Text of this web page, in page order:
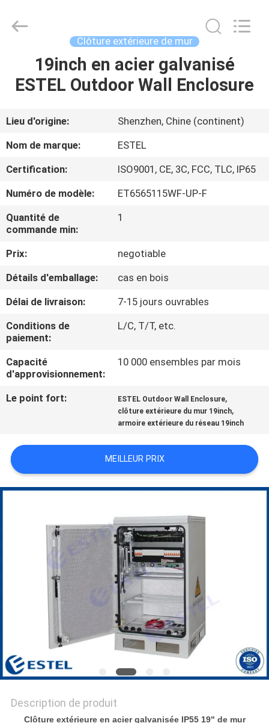
MAISON
AU
SUJET
NOUS
D'USINE
CONTRÔLE
DE
QUALITÉ
CONTACTEZ-
NOUS
DEMANDEZ
UNE
PRIVACY
POLICY
AND
TECHNOLOGY
Clôture extérieure de mur
19inch en acier galvanisé
ESTEL Outdoor Wall Enclosure
Lieu d'origine:
Shenzhen, Chine (continent)
Nom de marque:
ESTEL
Certification:
ISO9001, CE, 3C, FCC, TLC, IP65
Numéro de modèle:
ET6565115WF-UP-F
Quantité de
commande min:
1
Prix:
negotiable
Détails d'emballage:
cas en bois
Délai de livraison:
7-15 jours ouvrables
Conditions de
paiement:
L/C, T/T, etc.
Capacité
d'approvisionnement:
10 000 ensembles par mois
Le point fort: ESTEL Outdoor Wall Enclosure,
clôture extérieure du mur 19inch,
armoire extérieure du réseau 19inch
MEILLEUR PRIX
Description de produit
Clôture extérieure en acier galvanisée IP55 19" de mur